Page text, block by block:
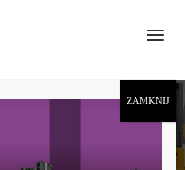
WIDŁOWY ANTON BY